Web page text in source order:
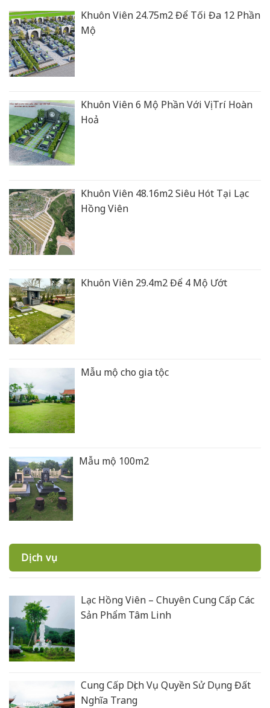
Khuôn Viên 24.75m2 Để Tối Đa 12 Phần
Mộ
Khuôn Viên 6 Mộ Phần Với Vị Trí Hoàn
Hoả
Khuôn Viên 48.16m2 Siêu Hót Tại Lạc
Hồng Viên
Khuôn Viên 29.4m2 Để 4 Mộ Ướt
Mẫu mộ cho gia tộc
Mẫu mộ 100m2
Dịch vụ
Lạc Hồng Viên – Chuyên Cung Cấp Các
Sản Phẩm Tâm Linh
Cung Cấp Dịch Vụ Quyền Sử Dụng Đất
Nghĩa Trang